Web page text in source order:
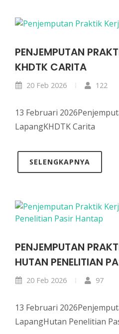
PENJEMPUTAN
KHDTK CARITA
20 Feb 2026 122
13 Februari
LapangKHDTK Carita
SELENGKAPNYA
PENJEMPUTAN
HUTAN PENELITIAN
20 Feb 2026 97
13 Februari
LapangHutan Penelitian